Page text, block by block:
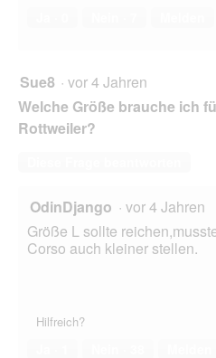
Sue8 · vor 4 Jahren
Welche Größe brauche ich
Rottweiler?
OdinDjango · vor 4 Jahren
Größe L sollte
Corso auch kleiner stellen.
Hilfreich?